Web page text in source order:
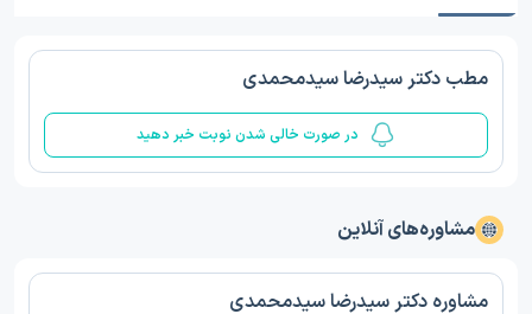
مطب دکتر سیدرضا سیدمحمدی
در صورت خالی شدن نوبت خبر دهید
مشاوره‌های آنلاین
مشاوره دکتر سیدرضا سیدمحمدی